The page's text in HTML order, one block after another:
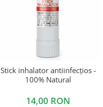
Stick inhalator antiinfecțios -
100% Natural
14,00 RON